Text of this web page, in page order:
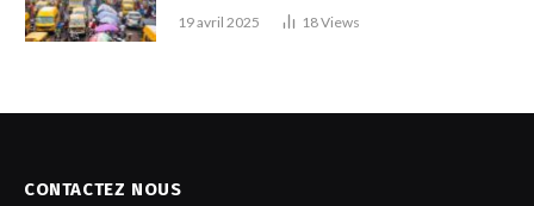
19 avril 2025 18Views
CONTACTEZ NOUS